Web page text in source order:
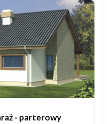
- parterowy